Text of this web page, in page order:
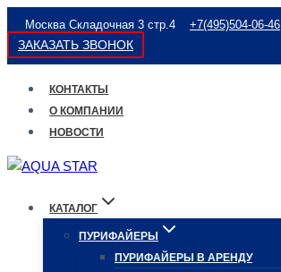
Перейти
к
содержимому
Москва Складочная 3 стр.4 +7(495)504-06-46
ЗАКАЗАТЬ ЗВОНОК
КОНТАКТЫ
О КОМПАНИИ
НОВОСТИ
КАТАЛОГ
ПУРИФАЙЕРЫ
ПУРИФАЙЕРЫ В АРЕНДУ